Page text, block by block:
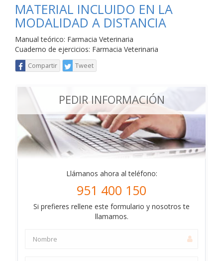
MATERIAL INCLUIDO EN LA
MODALIDAD A DISTANCIA
Manual teórico: Farmacia Veterinaria
Cuaderno de ejercicios: Farmacia Veterinaria
Compartir Tweet
PEDIR INFORMACIÓN
Llámanos ahora al teléfono:
951 400 150
Si prefieres rellene este formulario y nosotros te
llamamos.